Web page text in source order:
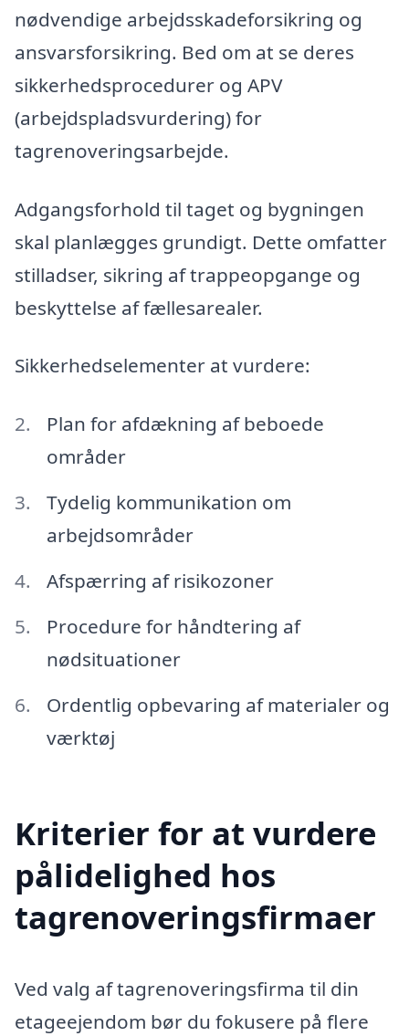
nødvendige arbejdsskadeforsikring og
ansvarsforsikring. Bed om at se deres
sikkerhedsprocedurer og APV
(arbejdspladsvurdering) for
tagrenoveringsarbejde.
Adgangsforhold til taget og bygningen
skal planlægges grundigt. Dette omfatter
stilladser, sikring af trappeopgange og
beskyttelse af fællesarealer.
Sikkerhedselementer at vurdere:
Plan for afdækning af beboede
områder
Tydelig kommunikation om
arbejdsområder
Afspærring af risikozoner
Procedure for håndtering af
nødsituationer
Ordentlig opbevaring af materialer og
værktøj
Kriterier for at vurdere
pålidelighed hos
tagrenoveringsfirmaer
Ved valg af tagrenoveringsfirma til din
etageejendom bør du fokusere på flere